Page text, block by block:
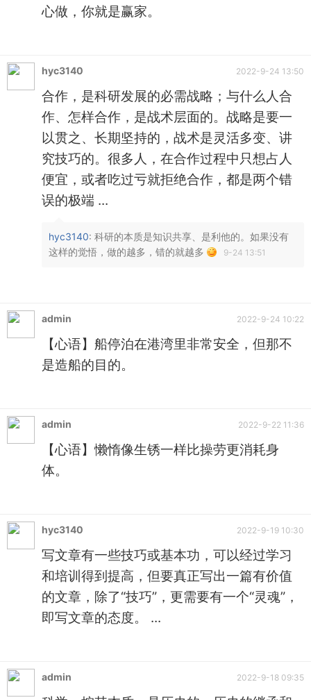
心做，你就是赢家。
hyc3140 2022-9-24 13:50
合作，是科研发展的必需战略；与什么人合
作、怎样合作，是战术层面的。战略是要一
以贯之、长期坚持的，战术是灵活多变、讲
究技巧的。很多人，在合作过程中只想占人
便宜，或者吃过亏就拒绝合作，都是两个错
误的极端 ...
hyc3140: 科研的本质是知识共享、是利他的。如果没有
这样的觉悟，做的越多，错的就越多
9-24 13:51
admin 2022-9-24 10:22
【心语】船停泊在港湾里非常安全，但那不
是造船的目的。
admin 2022-9-22 11:36
【心语】懒惰像生锈一样比操劳更消耗身
体。
hyc3140 2022-9-19 10:30
写文章有一些技巧或基本功，可以经过学习
和培训得到提高，但要真正写出一篇有价值
的文章，除了“技巧”，更需要有一个“灵魂”，
即写文章的态度。 ...
admin 2022-9-18 09:35